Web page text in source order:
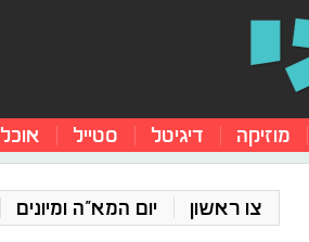
מוזיקה דיגיטל סטייל אוכל
צו ראשון יום המא"ה ומיונים